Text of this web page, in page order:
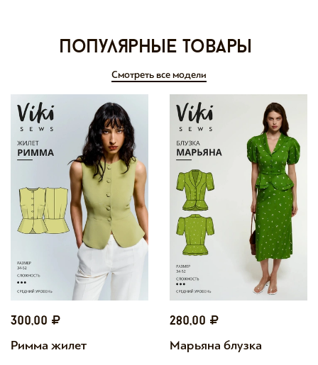
Популярные товары
Смотреть все модели
300,00
Римма жилет
280,00
Марьяна блузка